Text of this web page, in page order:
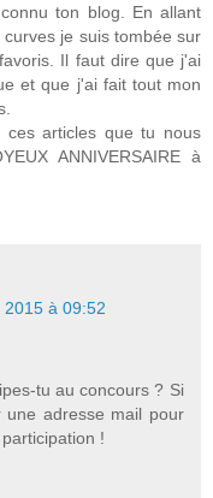
ton blog. En allant
je suis tombée sur
Il faut dire que j'ai
et que j'ai fait tout mon
articles que tu nous
ANNIVERSAIRE à
2015 à 09:52
tu au concours ? Si
adresse mail pour
!